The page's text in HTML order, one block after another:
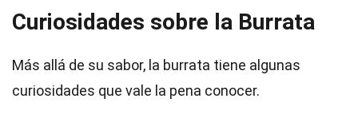
Curiosidades sobre la Burrata
Más allá de su sabor, la burrata tiene algunas
curiosidades que vale la pena conocer.